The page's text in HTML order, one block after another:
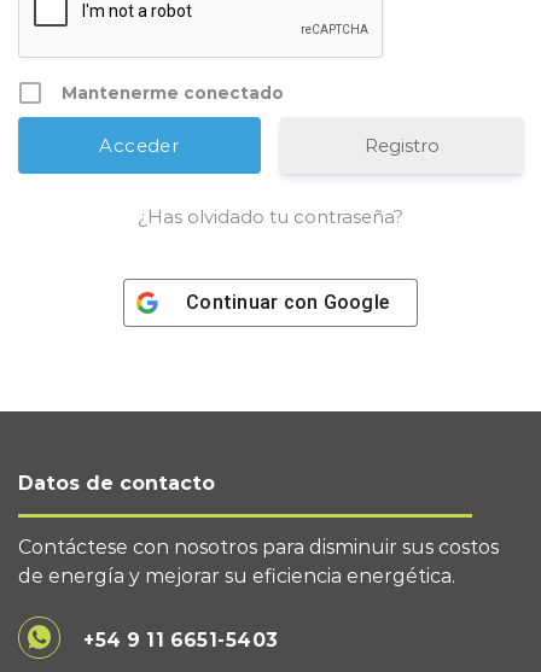
Mantenerme conectado
Registro
¿Has olvidado tu contraseña?
Continuar con Google
Datos de contacto
Contáctese con nosotros para disminuir sus costos
de energía y mejorar su eficiencia energética.
+54 9 11 6651-5403